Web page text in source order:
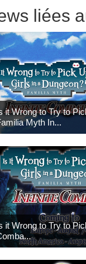
liées
it Wrong to Try to
Myth In...
it Wrong to Try to